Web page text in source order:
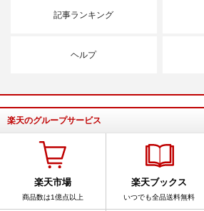
記事ランキング
ヘルプ
楽天のグループサービス
楽天市場
商品数は1億点以上
楽天ブックス
いつでも全品送料無料